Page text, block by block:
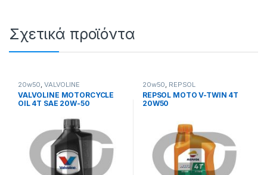
Σχετικά προϊόντα
20w50 ,VALVOLINE
VALVOLINE MOTORCYCLE
OIL 4T SAE 20W-50
20w50 REPSOL
REPSOL MOTO V-TWIN 4T
20W50